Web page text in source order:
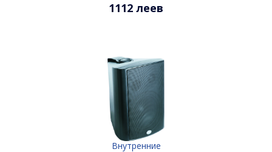
1112 леев
Внутренние